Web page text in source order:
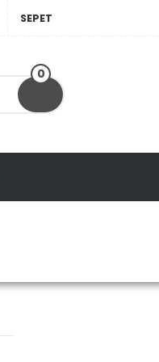
SEPET
0